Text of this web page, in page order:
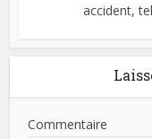
accident,
Commentaire